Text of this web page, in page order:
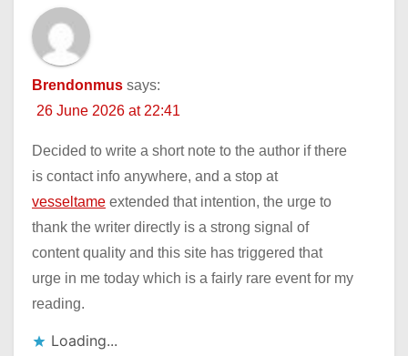
Brendonmus says:
26 June 2026 at 22:41
Decided to write a short note to the author if there
is contact info anywhere, and a stop at
vesseltame extended that intention, the urge to
thank the writer directly is a strong signal of
content quality and this site has triggered that
urge in me today which is a fairly rare event for my
reading.
Loading...